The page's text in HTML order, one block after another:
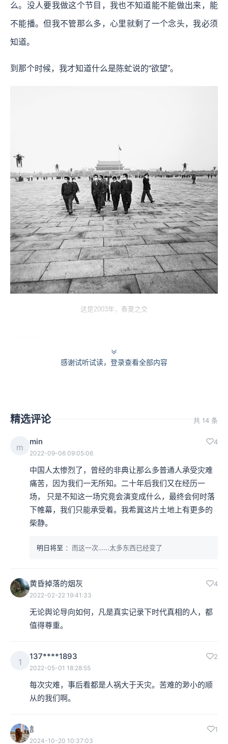
么。没人要我做这个节目，我也不知道能不能做出来，能
不能播。但我不管那么多，心里就剩了一个念头，我必须
知道。
到那个时候，我才知道什么是陈虻说的“欲望”。
这是2003年，春夏之交
感谢试听试读，登录查看全部内容
精选评论 共 14 条
m
min 4
2022-09-06 09:05:06
中国人太惨烈了，曾经的非典让那么多普通人承受灾难
痛苦，因为我们一无所知。二十年后我们又在经历一
场， 只是不知这一场究竟会演变成什么，最终会何时落
下帷幕，我们只能承受着。我希冀这片土地上有更多的
柴静。
明日将至 ：而这一次……太多东西已经变了
黄昏掉落的烟灰 4
2022-02-22 19:41:33
无论舆论导向如何，凡是真实记录下时代真相的人，都
值得尊重。
1
137****1893 2
2022-05-01 18:28:55
每次灾难，事后看都是人祸大于天灾。苦难的渺小的顺
从的我们啊。
訁 1
2024-10-20 10:37:03